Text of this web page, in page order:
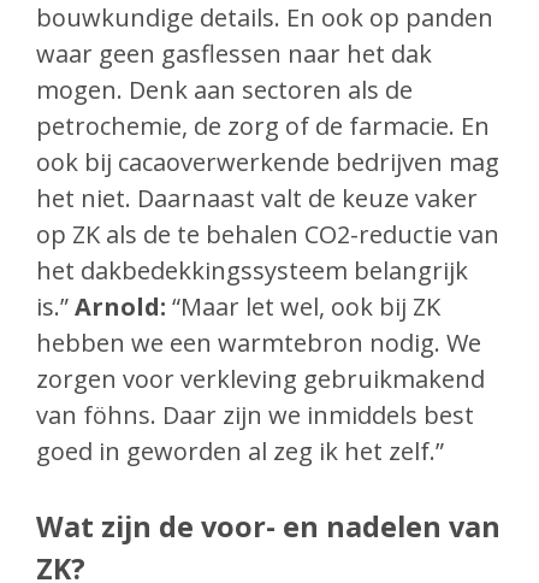
bouwkundige details. En ook op panden
waar geen gasflessen naar het dak
mogen. Denk aan sectoren als de
petrochemie, de zorg of de farmacie. En
ook bij cacaoverwerkende bedrijven mag
het niet. Daarnaast valt de keuze vaker
op ZK als de te behalen CO2-reductie van
het dakbedekkingssysteem belangrijk
is.”Arnold: “Maar let wel, ook bij ZK
hebben we een warmtebron nodig. We
zorgen voor verkleving gebruikmakend
van föhns. Daar zijn we inmiddels best
goed in geworden al zeg ik het zelf.”
Wat zijn de voor- en nadelen van
ZK?